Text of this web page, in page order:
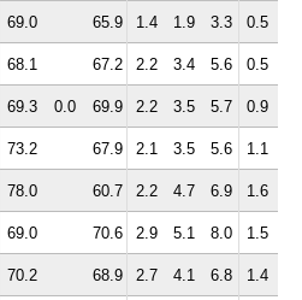
69.0 65.9 1.4 1.9 3.3 0.5
68.1 67.2 2.2 3.4 5.6 0.5
69.3 0.0 69.9 2.2 3.5 5.7 0.9
73.2 67.9 2.1 3.5 5.6 1.1
78.0 60.7 2.2 4.7 6.9 1.6
69.0 70.6 2.9 5.1 8.0 1.5
70.2 68.9 2.7 4.1 6.8 1.4